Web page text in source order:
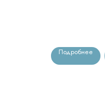
Подробнее